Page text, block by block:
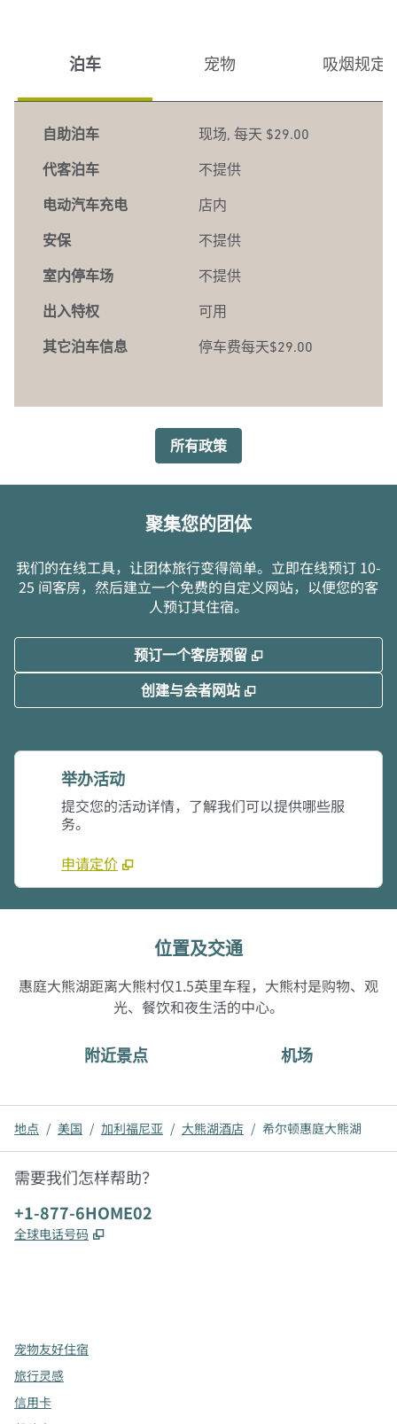
泊车 宠物 吸烟规定
自助泊车 现场, 每天 $29.00
代客泊车 不提供
电动汽车充电 店内
安保 不提供
室内停车场 不提供
出入特权 可用
其它泊车信息 停车费每天$29.00
所有政策
聚集您的团体
我们的在线工具，让团体旅行变得简单。立即在线预订 10-
25 间客房，然后建立一个免费的自定义网站，以便您的客
人预订其住宿。
预订一个客房预留 ,
创建与会者网站 ,
举办活动
提交您的活动详情，了解我们可以提供哪些服
务。
申请定价
位置及交通
惠庭大熊湖距离大熊村仅1.5英里车程，大熊村是购物、观
光、餐饮和夜生活的中心。
附近景点 机场
地点 / 美国 / 加利福尼亚 / 大熊湖酒店 / 希尔顿惠庭大熊湖
需要我们怎样帮助？
电话:
+1-877-6HOME02
全球电话号码 ,
宠物友好住宿
旅行灵感
信用卡